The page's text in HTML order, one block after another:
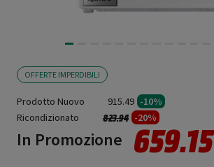
OFFERTE IMPERDIBILI
Prodotto Nuovo 915.49 -10%
Ricondizionato
Prezzo ridotto da
823.94a -20%
In Promozione 659.15